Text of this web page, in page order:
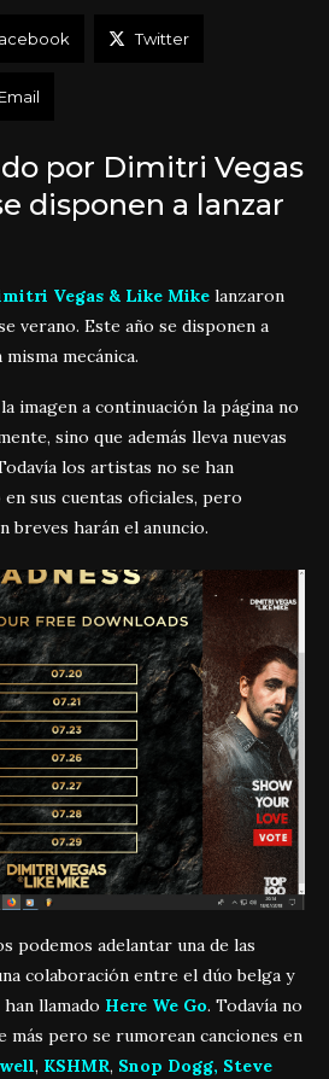
Twitter
Email
por Dimitri Vegas
disponen a lanzar
Vegas & Like Mike lanzaron
verano. Este año se disponen a
mecánica.
imagen a continuación la página no
sino que además lleva nuevas
los artistas no se han
sus cuentas oficiales, pero
breves harán el anuncio.
podemos adelantar una de las
colaboración entre el dúo belga y
han llamado Here We Go. Todavía no
más pero se rumorean canciones en
, KSHMR, Snop Dogg, Steve